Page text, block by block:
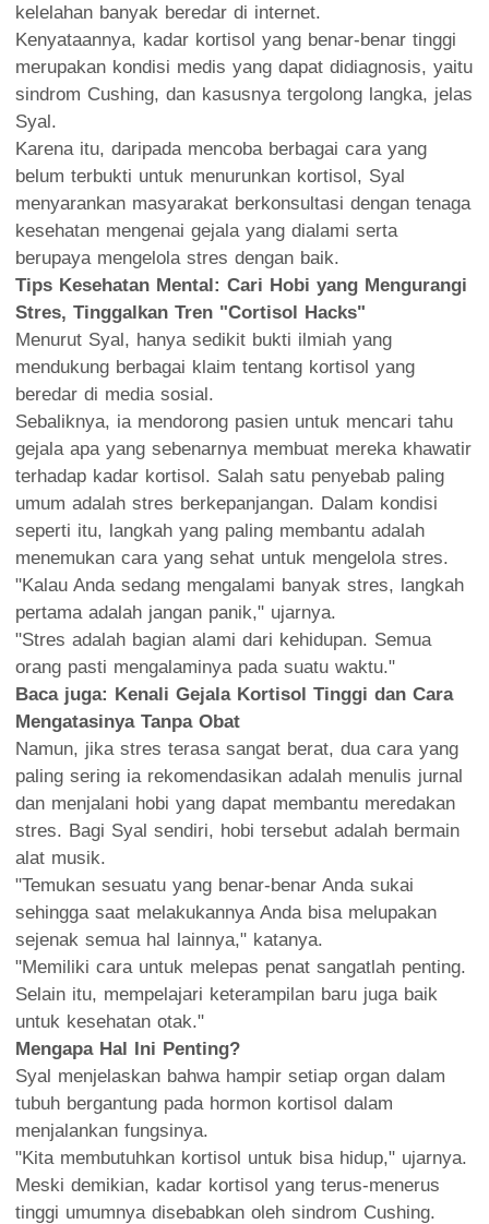
kelelahan banyak beredar di internet.
Kenyataannya, kadar kortisol yang benar-benar tinggi
merupakan kondisi medis yang dapat didiagnosis, yaitu
sindrom Cushing, dan kasusnya tergolong langka, jelas
Syal.
Karena itu, daripada mencoba berbagai cara yang
belum terbukti untuk menurunkan kortisol, Syal
menyarankan masyarakat berkonsultasi dengan tenaga
kesehatan mengenai gejala yang dialami serta
berupaya mengelola stres dengan baik.
Tips Kesehatan Mental: Cari Hobi yang Mengurangi
Stres, Tinggalkan Tren "Cortisol Hacks"
Menurut Syal, hanya sedikit bukti ilmiah yang
mendukung berbagai klaim tentang kortisol yang
beredar di media sosial.
Sebaliknya, ia mendorong pasien untuk mencari tahu
gejala apa yang sebenarnya membuat mereka khawatir
terhadap kadar kortisol. Salah satu penyebab paling
umum adalah stres berkepanjangan. Dalam kondisi
seperti itu, langkah yang paling membantu adalah
menemukan cara yang sehat untuk mengelola stres.
"Kalau Anda sedang mengalami banyak stres, langkah
pertama adalah jangan panik," ujarnya.
"Stres adalah bagian alami dari kehidupan. Semua
orang pasti mengalaminya pada suatu waktu."
Baca juga: Kenali Gejala Kortisol Tinggi dan Cara
Mengatasinya Tanpa Obat
Namun, jika stres terasa sangat berat, dua cara yang
paling sering ia rekomendasikan adalah menulis jurnal
dan menjalani hobi yang dapat membantu meredakan
stres. Bagi Syal sendiri, hobi tersebut adalah bermain
alat musik.
"Temukan sesuatu yang benar-benar Anda sukai
sehingga saat melakukannya Anda bisa melupakan
sejenak semua hal lainnya," katanya.
"Memiliki cara untuk melepas penat sangatlah penting.
Selain itu, mempelajari keterampilan baru juga baik
untuk kesehatan otak."
Mengapa Hal Ini Penting?
Syal menjelaskan bahwa hampir setiap organ dalam
tubuh bergantung pada hormon kortisol dalam
menjalankan fungsinya.
"Kita membutuhkan kortisol untuk bisa hidup," ujarnya.
Meski demikian, kadar kortisol yang terus-menerus
tinggi umumnya disebabkan oleh sindrom Cushing.